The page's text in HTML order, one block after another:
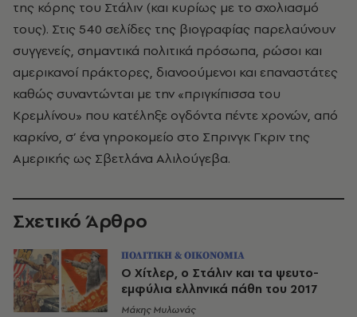
της κόρης του Στάλιν (και κυρίως με το σχολιασμό
τους). Στις 540 σελίδες της βιογραφίας παρελαύνουν
συγγενείς, σημαντικά πολιτικά πρόσωπα, ρώσοι και
αμερικανοί πράκτορες, διανοούμενοι και επαναστάτες
καθώς συναντώνται με την «πριγκίπισσα του
Κρεμλίνου» που κατέληξε ογδόντα πέντε χρονών, από
καρκίνο, σ’ ένα γηροκομείο στο Σπρινγκ Γκριν της
Αμερικής ως Σβετλάνα Αλιλούγεβα.
Σχετικό Άρθρο
ΠΟΛΙΤΙΚΗ & ΟΙΚΟΝΟΜΙΑ
Ο Χίτλερ, ο Στάλιν και τα ψευτο-
εμφύλια ελληνικά πάθη του 2017
Μάκης Μυλωνάς